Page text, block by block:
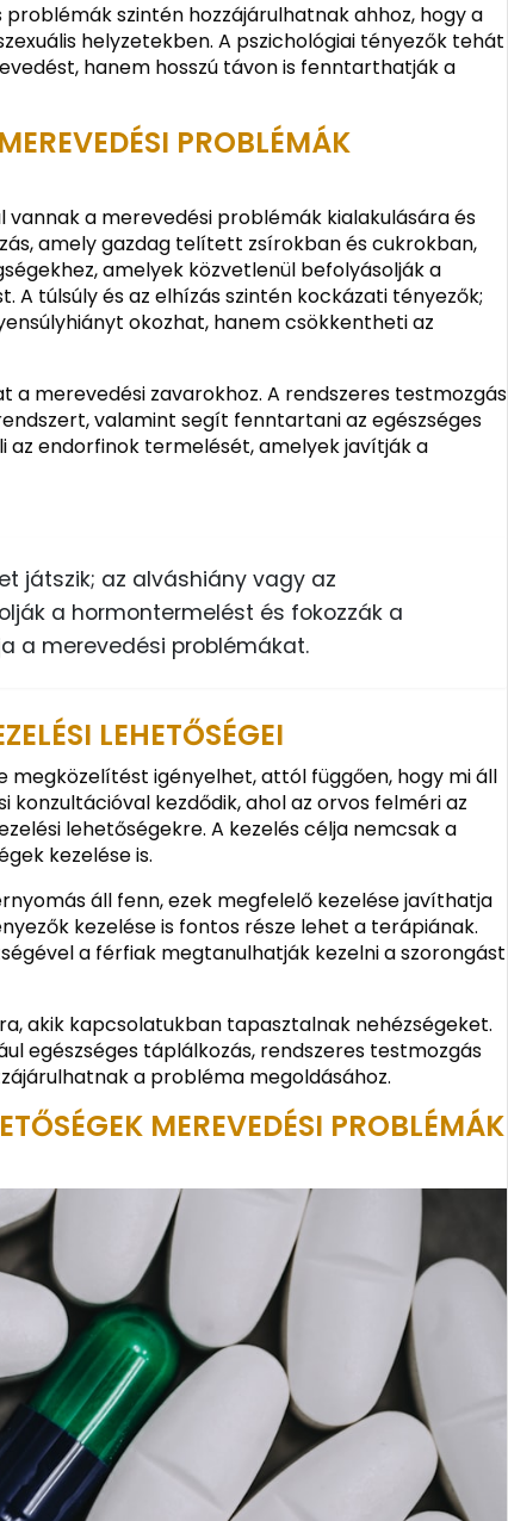
szintén hozzájárulhatnak ahhoz, hogy a
helyzetekben. A pszichológiai tényezők tehát
hanem hosszú távon is fenntarthatják a
PROBLÉMÁK
a merevedési problémák kialakulására és
amely gazdag telített zsírokban és cukrokban,
amelyek közvetlenül befolyásolják a
A túlsúly és az elhízás szintén kockázati tényezők;
okozhat, hanem csökkentheti az
a merevedési zavarokhoz. A rendszeres testmozgás
valamint segít fenntartani az egészséges
az endorfinok termelését, amelyek javítják a
játszik; az alváshiány vagy az
a hormontermelést és fokozzák a
a merevedési problémákat.
LEHETŐSÉGEI
megközelítést igényelhet, attól függően, hogy mi áll
kezdődik, ahol az orvos felméri az
lehetőségekre. A kezelés célja nemcsak a
kezelése is.
áll fenn, ezek megfelelő kezelése javíthatja
kezelése is fontos része lehet a terápiának.
a férfiak megtanulhatják kezelni a szorongást
akik kapcsolatukban tapasztalnak nehézségeket.
egészséges táplálkozás, rendszeres testmozgás
a probléma megoldásához.
MEREVEDÉSI PROBLÉMÁK